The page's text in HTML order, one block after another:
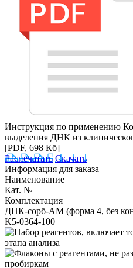
Инструкция по применению
выделения ДНК из
[PDF, 698 Кб]
Распечатать Скачать
Информация для заказа
Наименование
Кат. №
Комплектация
ДНК-сорб-АМ (форма 4, без
K5-0364-100